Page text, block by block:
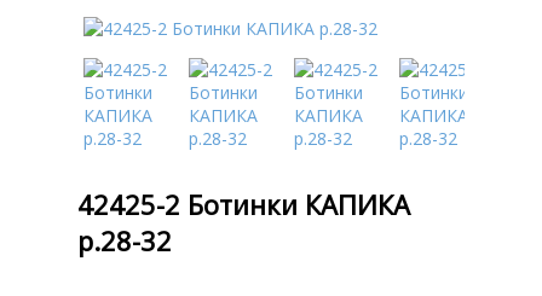
42425-2 Ботинки КАПИКА
р.28-32